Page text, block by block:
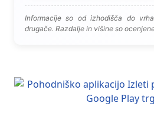
Informacije so od izhodišča do
drugače. Razdalje in višine so